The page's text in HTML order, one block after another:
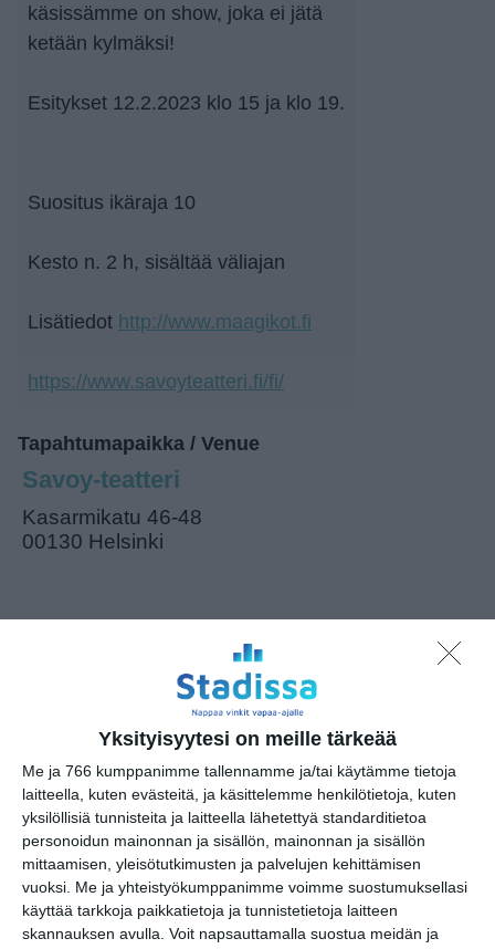
Yksityisyytesi on meille tärkeää
Me ja 766 kumppanimme tallennamme ja/tai käytämme tietoja
laitteella, kuten evästeitä, ja käsittelemme henkilötietoja, kuten
yksilöllisiä tunnisteita ja laitteella lähetettyä standarditietoa
personoidun mainonnan ja sisällön, mainonnan ja sisällön
mittaamisen, yleisötutkimusten ja palvelujen kehittämisen
vuoksi. Me ja yhteistyökumppanimme voimme suostumuksellasi
käyttää tarkkoja paikkatietoja ja tunnistetietoja laitteen
skannauksen avulla. Voit napsauttamalla suostua meidän ja
käsissämme on show, joka ei jätä
ketään kylmäksi!
Esitykset 12.2.2023 klo 15 ja klo 19.
Suositus ikäraja 10
Kesto n. 2 h, sisältää väliajan
Lisätiedot http://www.maagikot.fi
https://www.savoyteatteri.fi/fi/
Tapahtumapaikka / Venue
Savoy-teatteri
Kasarmikatu 46-48
00130 Helsinki
Tilaa tapahtumavinkit sähköpostiisi
Jaa tapahtuma valitsemassasi
palvelussa / share this event on:
ShareFacebook
WhatsApp
Tumblr
X
Copy
Link
Messenger
Telegram
LinkedIn
(Translate page)
Google
Translate